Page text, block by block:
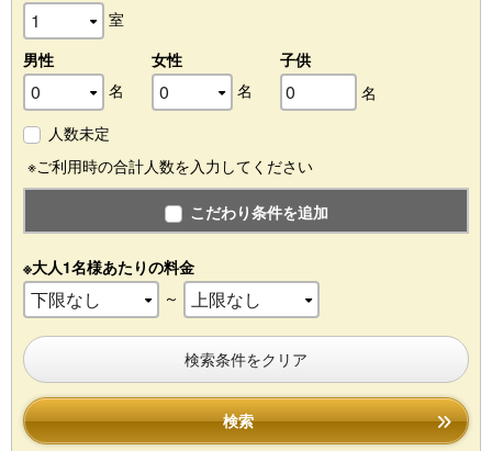
室
男性
名
女性
名
子供
名
人数未定
※ご利用時の合計人数を入力してください
こだわり条件を追加
※大人1名様あたりの料金
～
検索条件をクリア
検索